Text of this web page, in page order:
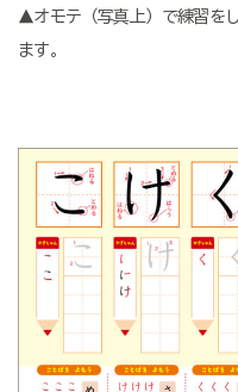
▲オモテ（写真上）で練習を
ます。